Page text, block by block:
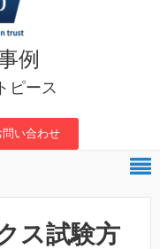
例
ピース
問い合わせ
ス試験方